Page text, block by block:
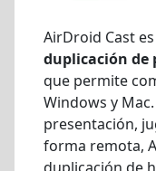
AirDroid Cast
duplicación
que permite
Windows y
presentación,
forma remota,